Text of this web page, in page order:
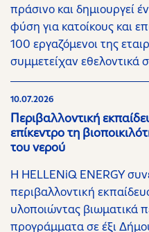
πράσινο και δημιουργεί
φύση για κατοίκους και
100 εργαζόμενοι της
συμμετείχαν
10.07.2026
Περιβαλλοντική
επίκεντρο τη
του νερού
Η HELLENiQ ENERGY
περιβαλλοντική
υλοποιώντας βιωματικά
προγράμματα σε έξι